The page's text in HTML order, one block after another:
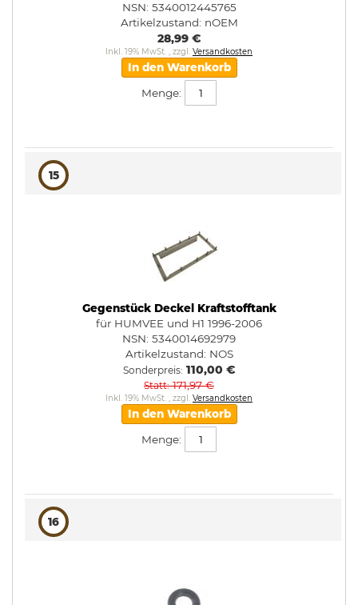
NSN: 5340012445765
Artikelzustand: nOEM
28,99 €
Inkl. 19% MwSt. , zzgl. Versandkosten
In den Warenkorb
Menge:
15
Gegenstück Deckel Kraftstofftank
für HUMVEE und H1 1996-2006
NSN: 5340014692979
Artikelzustand: NOS
Sonderpreis 110,00 €
Statt 171,97 €
Inkl. 19% MwSt. , zzgl. Versandkosten
In den Warenkorb
Menge:
16